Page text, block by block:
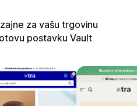
za vašu trgovinu
postavku Vault